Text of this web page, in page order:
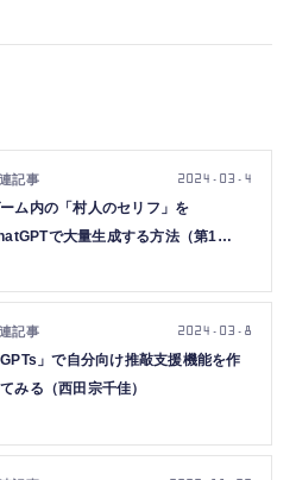
ム内の「村人のセリフ」を
で大量生成する方法（第1
2024.03.4
GPTs」で自分向け推敲支援機能を作
みる（西田宗千佳）
2024.03.8